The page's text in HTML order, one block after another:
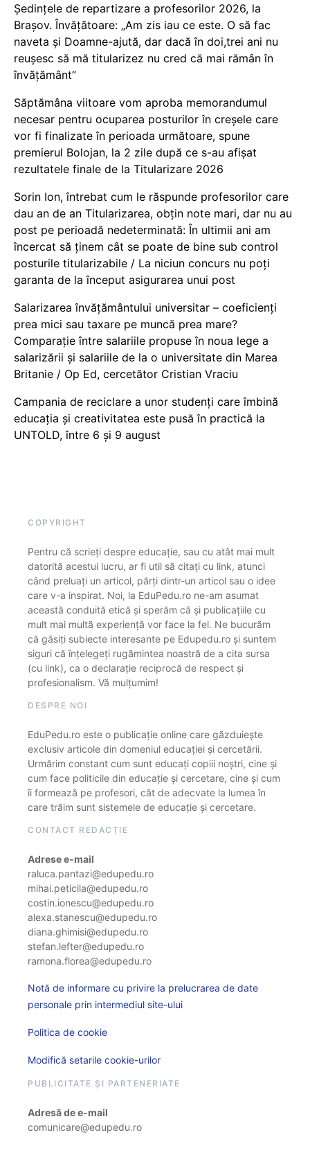
Ședințele de repartizare a profesorilor 2026, la
Brașov. Învățătoare: „Am zis iau ce este. O să fac
naveta și Doamne-ajută, dar dacă în doi,trei ani nu
reușesc să mă titularizez nu cred că mai rămân în
învățământ”
Săptămâna viitoare vom aproba memorandumul
necesar pentru ocuparea posturilor în creșele care
vor fi finalizate în perioada următoare, spune
premierul Bolojan, la 2 zile după ce s-au afișat
rezultatele finale de la Titularizare 2026
Sorin Ion, întrebat cum le răspunde profesorilor care
dau an de an Titularizarea, obțin note mari, dar nu au
post pe perioadă nedeterminată: În ultimii ani am
încercat să ținem cât se poate de bine sub control
posturile titularizabile / La niciun concurs nu poți
garanta de la început asigurarea unui post
Salarizarea învățământului universitar – coeficienți
prea mici sau taxare pe muncă prea mare?
Comparație între salariile propuse în noua lege a
salarizării și salariile de la o universitate din Marea
Britanie / Op Ed, cercetător Cristian Vraciu
Campania de reciclare a unor studenți care îmbină
educația și creativitatea este pusă în practică la
UNTOLD, între 6 și 9 august
COPYRIGHT
Pentru că scrieți despre educație, sau cu atât mai mult
datorită acestui lucru, ar fi util să citați cu link, atunci
când preluați un articol, părți dintr-un articol sau o idee
care v-a inspirat. Noi, la EduPedu.ro ne-am asumat
această conduită etică și sperăm că și publicațiile cu
mult mai multă experiență vor face la fel. Ne bucurăm
că găsiți subiecte interesante pe Edupedu.ro și suntem
siguri că înțelegeți rugămintea noastră de a cita sursa
(cu link), ca o declarație reciprocă de respect și
profesionalism. Vă mulțumim!
DESPRE NOI
EduPedu.ro este o publicație online care găzduiește
exclusiv articole din domeniul educației și cercetării.
Urmărim constant cum sunt educați copiii noștri, cine și
cum face politicile din educație și cercetare, cine și cum
îi formează pe profesori, cât de adecvate la lumea în
care trăim sunt sistemele de educație și cercetare.
CONTACT REDACȚIE
Adrese e-mail
raluca.pantazi@edupedu.ro
mihai.peticila@edupedu.ro
costin.ionescu@edupedu.ro
alexa.stanescu@edupedu.ro
diana.ghimisi@edupedu.ro
stefan.lefter@edupedu.ro
ramona.florea@edupedu.ro
Notă de informare cu privire la prelucrarea de date
personale prin intermediul site-ului
Politica de cookie
Modifică setarile cookie-urilor
PUBLICITATE ȘI PARTENERIATE
Adresă de e-mail
comunicare@edupedu.ro